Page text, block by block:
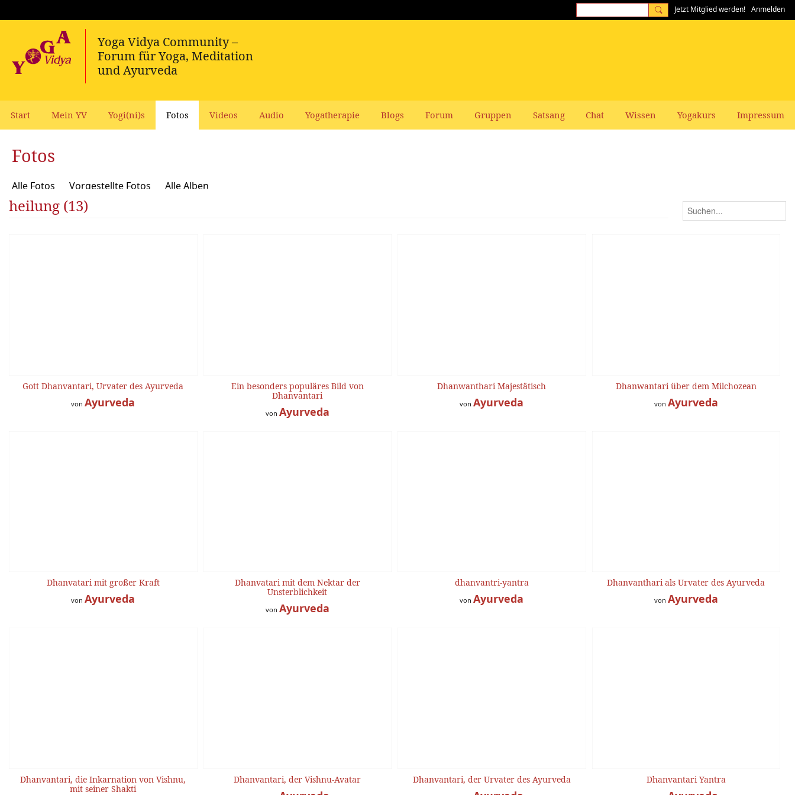
Jetzt Mitglied werden! Anmelden
Start Mein YV Yogi(ni)s Fotos Videos Audio Yogatherapie Blogs Forum Gruppen Satsang Chat Wissen Yogakurs Impressum
Fotos
Alle Fotos Vorgestellte Fotos Alle Alben
heilung (13)
Gott Dhanvantari, Urvater des Ayurveda
vonAyurveda
Ein besonders populäres Bild von
Dhanvantari
von Ayurveda
Dhanwanthari Majestätisch
vonAyurveda
Dhanwantari über dem Milchozean
von Ayurveda
Dhanvatari mit großer Kraft
vonAyurveda
Dhanvatari mit dem Nektar der
Unsterblichkeit
von Ayurveda
dhanvantri-yantra
vonAyurveda
Dhanvanthari als Urvater des Ayurveda
von Ayurveda
Dhanvantari, die Inkarnation von Vishnu,
mit seiner Shakti
Dhanvantari, der Vishnu-Avatar Dhanvantari, der Urvater des Ayurveda Dhanvantari Yantra